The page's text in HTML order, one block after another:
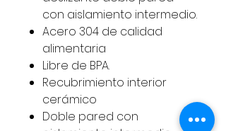
con aislamiento intermedio.
Acero 304 de calidad
alimentaria
Libre de BPA.
Recubrimiento interior
cerámico
Doble pared con